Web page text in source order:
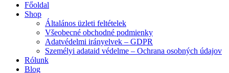
Főoldal
Shop
Általános üzleti feltételek
Všeobecné obchodné podmienky
Adatvédelmi irányelvek – GDPR
Személyi adataid védelme – Ochrana osobných údajov
Rólunk
Blog